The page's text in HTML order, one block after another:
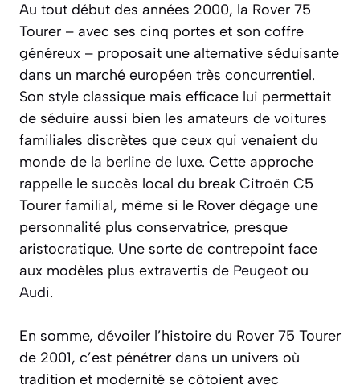
Au tout début des années 2000, la Rover 75
Tourer – avec ses cinq portes et son coffre
généreux – proposait une alternative séduisante
dans un marché européen très concurrentiel.
Son style classique mais efficace lui permettait
de séduire aussi bien les amateurs de voitures
familiales discrètes que ceux qui venaient du
monde de la berline de luxe. Cette approche
rappelle le succès local du break Citroën C5
Tourer familial, même si le Rover dégage une
personnalité plus conservatrice, presque
aristocratique. Une sorte de contrepoint face
aux modèles plus extravertis de Peugeot ou
Audi.
En somme, dévoiler l’histoire du Rover 75 Tourer
de 2001, c’est pénétrer dans un univers où
tradition et modernité se côtoient avec